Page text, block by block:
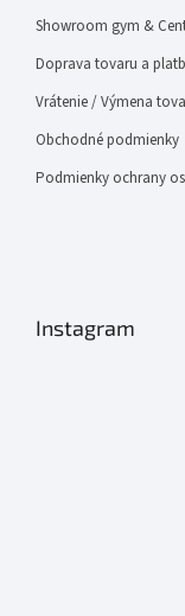
Showroom gym &
Doprava tovaru a
Vrátenie / Výmena
Obchodné podmienky
Podmienky ochrany
Instagram